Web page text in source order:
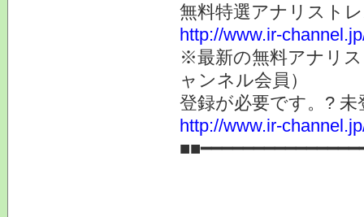
無料特選アナリスト
http://www.ir-
※最新の無料アナリ
ャンネル会員）
登録が必要です。?
http://www.ir-